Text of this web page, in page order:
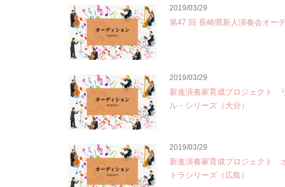
2019/03/29
第47 回 長崎県新人演奏会オー
2019/03/29
新進演奏家育成プロジェクト
ル・シリーズ（大分）
2019/03/29
新進演奏家育成プロジェクト
トラシリーズ（広島）